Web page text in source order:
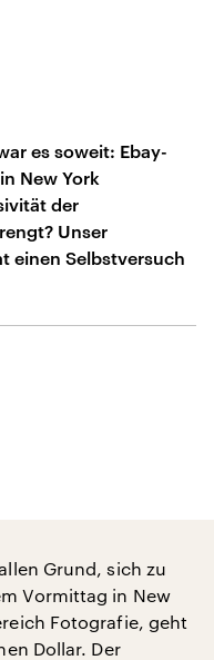
es soweit: Ebay-
New York
der
Unser
einen Selbstversuch
Grund, sich zu
Vormittag in New
Fotografie, geht
Dollar. Der